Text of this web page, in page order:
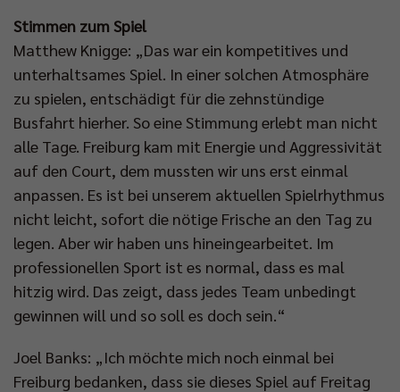
Stimmen zum Spiel
Matthew Knigge: „Das war ein kompetitives und
unterhaltsames Spiel. In einer solchen Atmosphäre
zu spielen, entschädigt für die zehnstündige
Busfahrt hierher. So eine Stimmung erlebt man nicht
alle Tage. Freiburg kam mit Energie und Aggressivität
auf den Court, dem mussten wir uns erst einmal
anpassen. Es ist bei unserem aktuellen Spielrhythmus
nicht leicht, sofort die nötige Frische an den Tag zu
legen. Aber wir haben uns hineingearbeitet. Im
professionellen Sport ist es normal, dass es mal
hitzig wird. Das zeigt, dass jedes Team unbedingt
gewinnen will und so soll es doch sein.“
Joel Banks: „Ich möchte mich noch einmal bei
Freiburg bedanken, dass sie dieses Spiel auf Freitag